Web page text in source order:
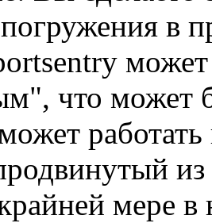
в
что может
мере в